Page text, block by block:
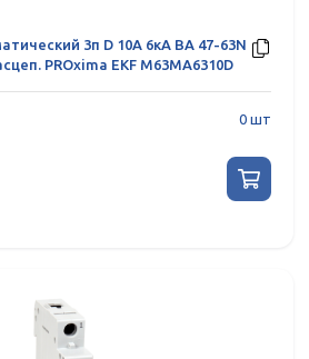
3п D 10А 6кА ВА 47-63N
PROxima EKF M63MA6310D
0 шт